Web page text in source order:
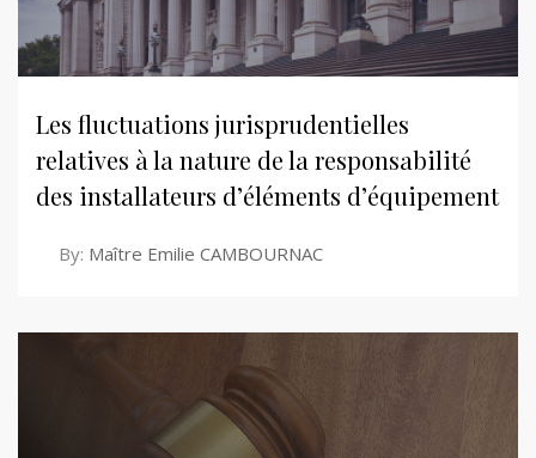
Les fluctuations jurisprudentielles
relatives à la nature de la responsabilité
des installateurs d’éléments d’équipement
By: Maître Emilie CAMBOURNAC